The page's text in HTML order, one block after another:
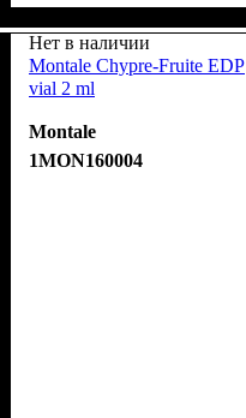
Нет в наличии
Montale Chypre-Fruite EDP
vial 2 ml
Montale
1MON160004